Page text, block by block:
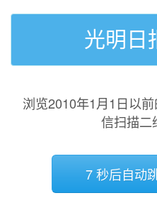
光明日
浏览2010年1月1日以
信扫描二
7 秒后自动